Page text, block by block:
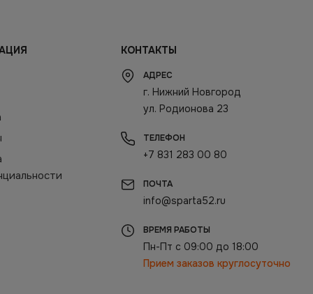
КОНТАКТЫ
АДРЕС
г. Нижний Новгород
ул. Родионова 23
ТЕЛЕФОН
+7 831 283 00 80
ПОЧТА
info@sparta52.ru
ВРЕМЯ РАБОТЫ
Пн-Пт с 09:00 до 18:00
Прием заказов круглосуточно